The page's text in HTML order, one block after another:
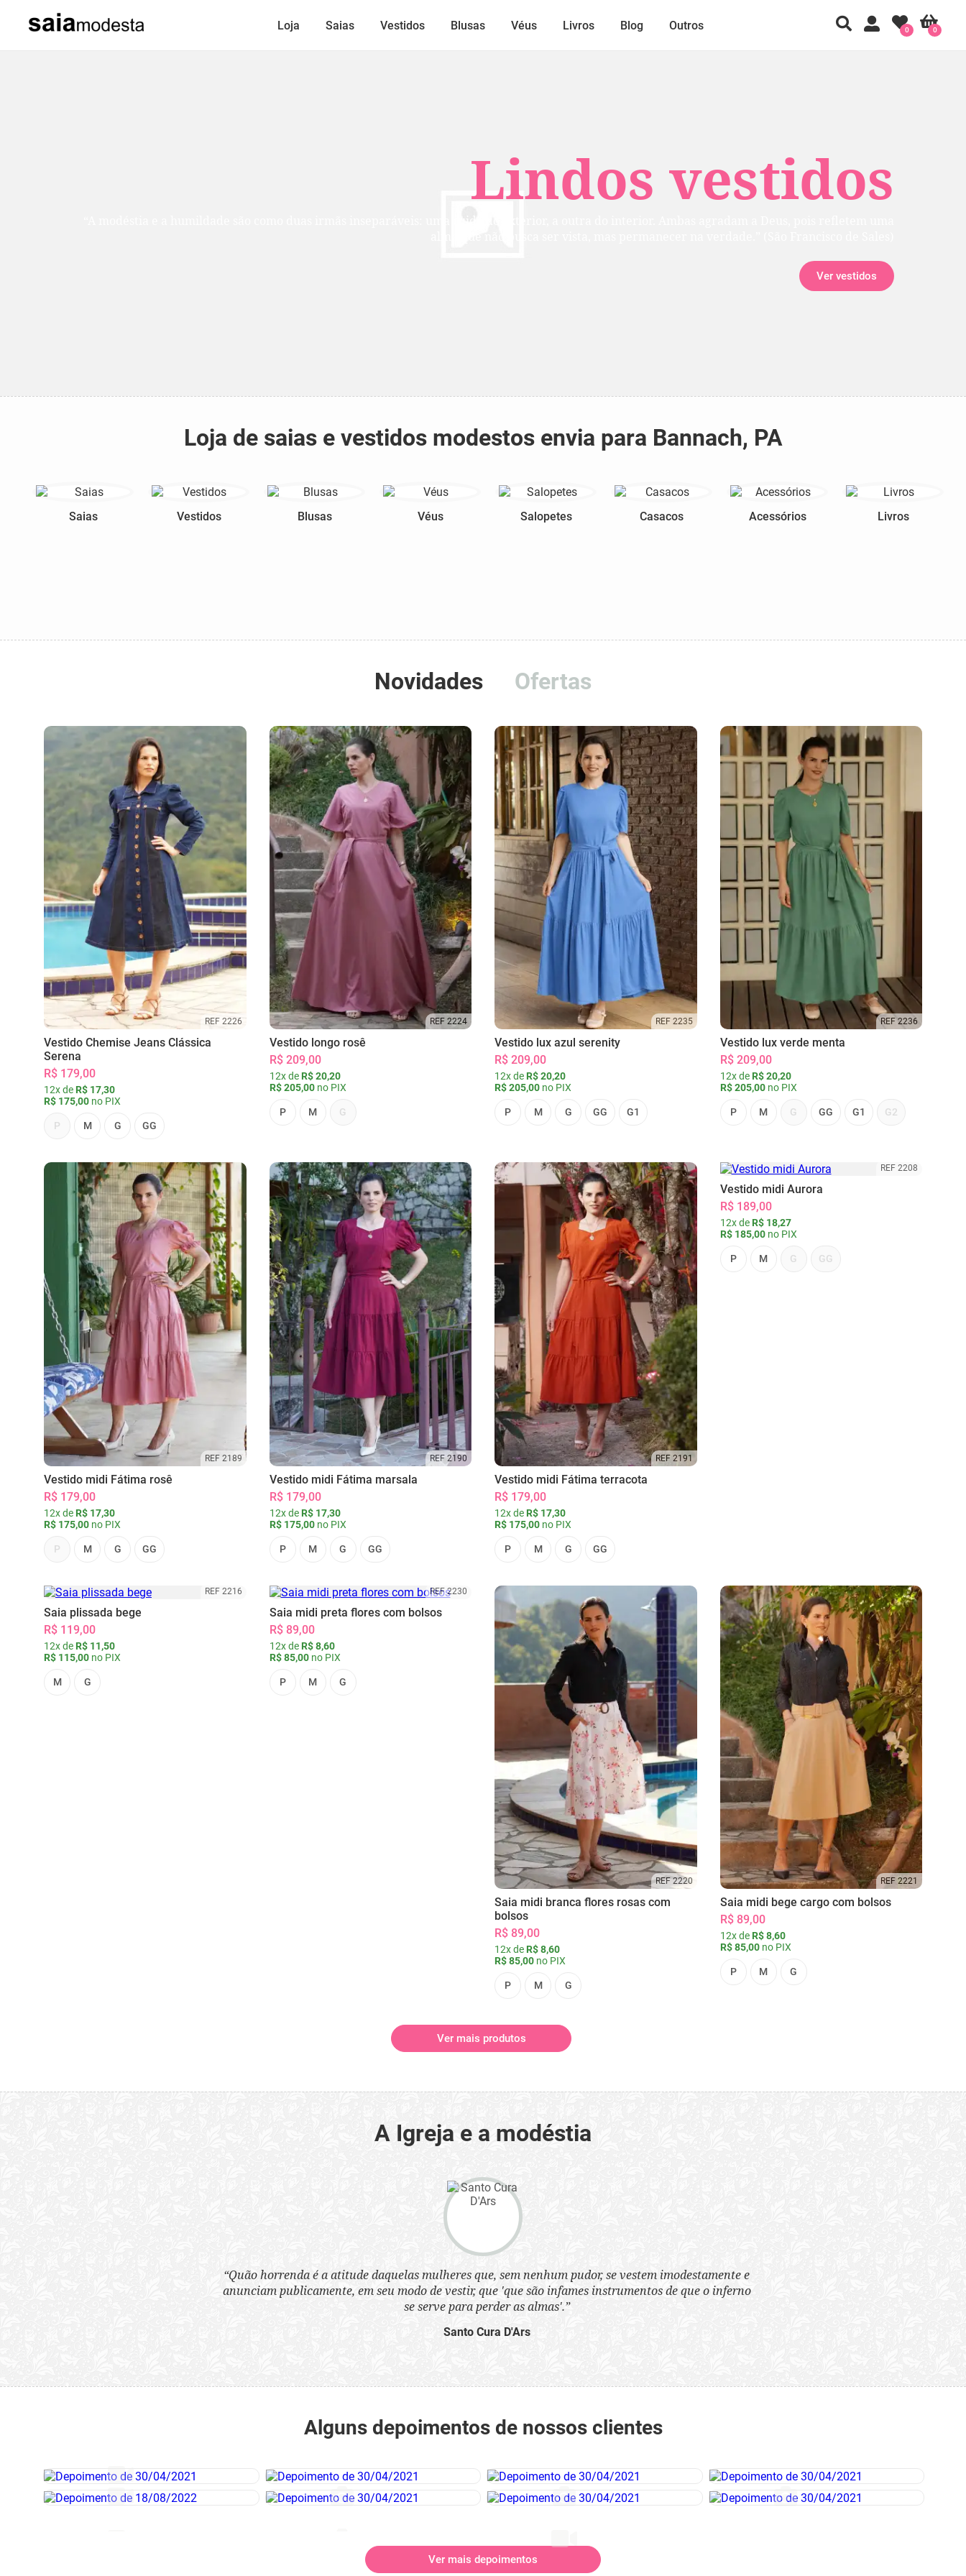
Lindos vestidos
Ver vestidos
Loja Saias Vestidos Blusas Véus Livros Blog Outros 0
0
Loja de saias e vestidos modestos envia para Bannach, PA
Saias Vestidos Blusas Véus Salopetes Casacos Acessórios Livros
Novidades Ofertas
REF 2226
Vestido Chemise Jeans Clássica
Serena
R$ 179,00
12x de R$ 17,30
R$ 175,00 no PIX
P M G GG
REF 2224
Vestido longo rosê
R$ 209,00
12x de R$ 20,20
R$ 205,00no PIX
P M G
REF 2235
Vestido lux azul serenity
R$ 209,00
12x de R$ 20,20
R$ 205,00 no PIX
P M G GG G1
REF 2236
Vestido lux verde menta
R$ 209,00
12x de R$ 20,20
R$ 205,00no PIX
P M G GG G1 G2
REF 2189
Vestido midi Fátima rosê
R$ 179,00
12x de R$ 17,30
R$ 175,00 no PIX
P M G GG
REF 2190
Vestido midi Fátima marsala
R$ 179,00
12x de R$ 17,30
R$ 175,00no PIX
P M G GG
REF 2191
Vestido midi Fátima terracota
R$ 179,00
12x de R$ 17,30
R$ 175,00 no PIX
P M G GG
REF 2208
Vestido midi Aurora
R$ 189,00
12x de R$ 18,27
R$ 185,00no PIX
P M G GG
REF 2216
Saia plissada bege
R$ 119,00
12x de R$ 11,50
R$ 115,00 no PIX
M G
REF 2230
Saia midi preta flores com bolsos
R$ 89,00
12x de R$ 8,60
R$ 85,00no PIX
P M G
REF 2220
Saia midi branca flores rosas com
bolsos
R$ 89,00
12x de R$ 8,60
R$ 85,00 no PIX
P M G
REF 2221
Saia midi bege cargo com bolsos
R$ 89,00
12x de R$ 8,60
R$ 85,00no PIX
P M G
Ver mais produtos
A Igreja e a modéstia
“Quão horrenda é a atitude daquelas mulheres que, sem nenhum pudor, se vestem imodestamente e
anunciam publicamente, em seu modo de vestir, que 'que são infames instrumentos de que o inferno
se serve para perder as almas'.”
Santo Cura D'Ars
Alguns depoimentos de nossos clientes
Ver mais depoimentos